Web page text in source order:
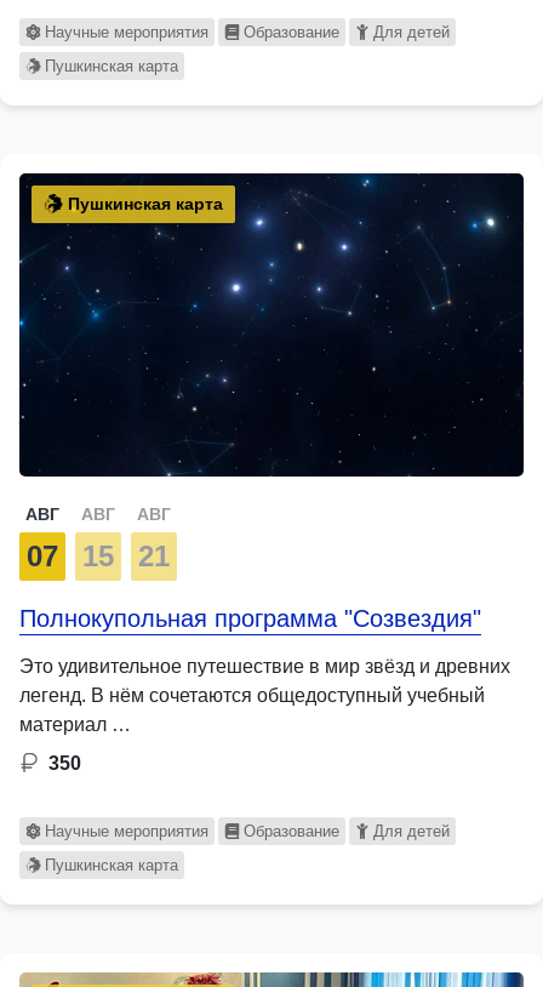
Научные мероприятия Образование
Для детей
Пушкинская карта
Пушкинская карта
АВГ
07
АВГ
15
АВГ
21
Полнокупольная программа "Созвездия"
Это удивительное путешествие в мир звёзд и древних
легенд. В нём сочетаются общедоступный учебный
материал …
350
Научные мероприятия Образование
Для детей
Пушкинская карта